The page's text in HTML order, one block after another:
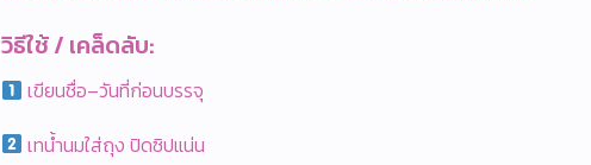
วิธีใช้ / เคล็ดลับ:
เขียนชื่อ–วันที่ก่อนบรรจุ
เทน้ำนมใส่ถุง ปิดซิปแน่น